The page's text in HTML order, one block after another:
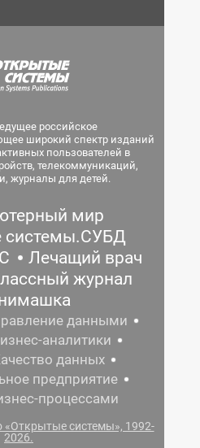
российское
широкий спектр изданий
пользователей в
телекоммуникаций,
журналы для детей.
мир
системы.СУБД
Лечащий врач
журнал
данными
аналитики
данных
предприятие
процессами
системы», 1992-
2026.